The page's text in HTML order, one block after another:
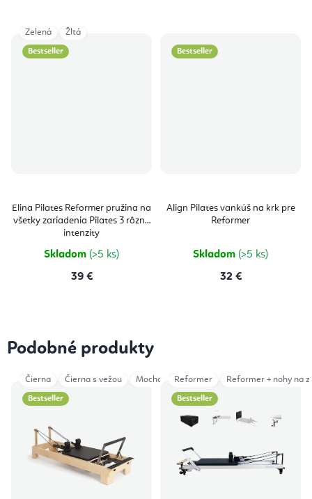
Bestseller
Elina Pilates Reformer pružina na
všetky zariadenia Pilates 3 rôzne
intenzity
Skladom (>5 ks)
39 €
Zelená Žltá
Bestseller
Align Pilates vankúš na krk pre
Reformer
Skladom (>5 ks)
32 €
Podobné produkty
Bestseller
Čierna Čierna s vežou Mocha Šedá Šedá s vežou Ivory
Bestseller
Reformer Reformer + nohy na